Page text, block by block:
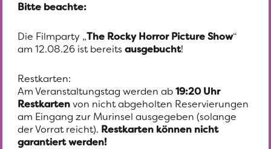
11
AUG BRENNPUNKT BROOKLYN
SUMMER MOVIES 2026
Bitte beachte:
Die Filmparty „The Rocky Horror Picture Show“
am 12.08.26 ist bereitsausgebucht!
Restkarten:
Am Veranstaltungstag werden ab19:20 Uhr
Restkartenvon nicht abgeholten Reservierungen
am Eingang zur Murinsel ausgegeben (solange
der Vorrat reicht). Restkarten können nicht
garantiert werden!